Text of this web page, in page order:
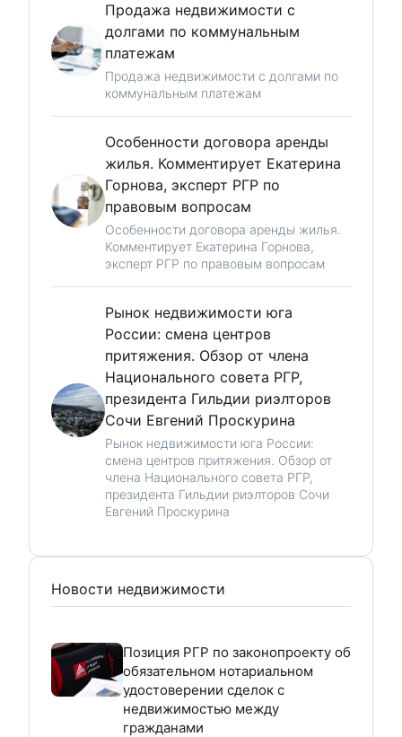
Продажа недвижимости с
долгами по коммунальным
платежам
Продажа недвижимости с долгами по
коммунальным платежам
Особенности договора аренды
жилья. Комментирует Екатерина
Горнова, эксперт РГР по
правовым вопросам
Особенности договора аренды жилья.
Комментирует Екатерина Горнова,
эксперт РГР по правовым вопросам
Рынок недвижимости юга
России: смена центров
притяжения. Обзор от члена
Национального совета РГР,
президента Гильдии риэлторов
Сочи Евгений Проскурина
Рынок недвижимости юга России:
смена центров притяжения. Обзор от
члена Национального совета РГР,
президента Гильдии риэлторов Сочи
Евгений Проскурина
Новости недвижимости
Позиция РГР по законопроекту об
обязательном нотариальном
удостоверении сделок с
недвижимостью между
гражданами